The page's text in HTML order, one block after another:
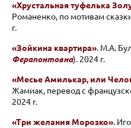
«Хрустальная туфелька
Романенко, по мотивам
г.
«Зойкина квартира». М.А.
Ферапонтовна). 2024 г.
«Месье Амилькар, или
Жамиак, перевод с
2024 г.
«Три желания Морозко».